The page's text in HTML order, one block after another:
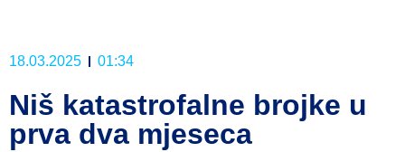
18.03.2025 01:34
Niš katastrofalne brojke u
prva dva mjeseca